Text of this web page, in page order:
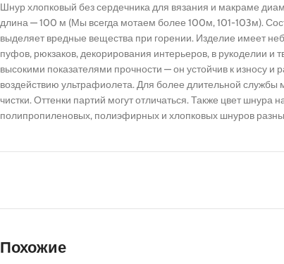
Шнур хлопковый без сердечника для вязания и макраме
длина — 100 м (Мы всегда мотаем более 100м, 101-103м).
выделяет вредные вещества при горении. Изделие имеет
пуфов, рюкзаков, декорирования интерьеров, в рукоделии и
высокими показателями прочности — он устойчив к износу
воздействию ультрафиолета. Для более длительной
чистки. Оттенки партий могут отличаться. Также цвет
полипропиленовых, полиэфирных и хлопковых шнуров
Похожие